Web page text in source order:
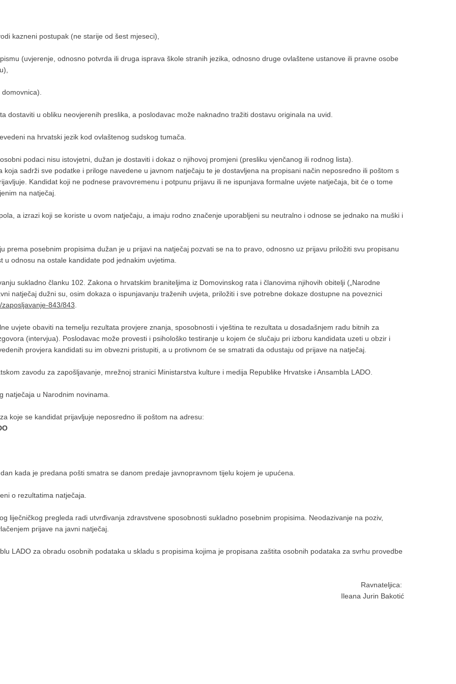
kazneni postupak (ne starije od šest mjeseci),
(uvjerenje, odnosno potvrda ili druga isprava škole stranih jezika, odnosno druge ovlaštene ustanove ili pravne osobe
dostaviti u obliku neovjerenih preslika, a poslodavac može naknadno tražiti dostavu originala na uvid.
na hrvatski jezik kod ovlaštenog sudskog tumača.
podaci nisu istovjetni, dužan je dostaviti i dokaz o njihovoj promjeni (presliku vjenčanog ili rodnog lista).
sadrži sve podatke i priloge navedene u javnom natječaju te je dostavljena na propisani način neposredno ili poštom s
Kandidat koji ne podnese pravovremenu i potpunu prijavu ili ne ispunjava formalne uvjete natječaja, bit će o tome
na natječaj.
a izrazi koji se koriste u ovom natječaju, a imaju rodno značenje uporabljeni su neutralno i odnose se jednako na muški i
prema posebnim propisima dužan je u prijavi na natječaj pozvati se na to pravo, odnosno uz prijavu priložiti svu propisanu
odnosu na ostale kandidate pod jednakim uvjetima.
sukladno članku 102. Zakona o hrvatskim braniteljima iz Domovinskog rata i članovima njihovih obitelji („Narodne
natječaj dužni su, osim dokaza o ispunjavanju traženih uvjeta, priložiti i sve potrebne dokaze dostupne na poveznici
843/843
uvjete obaviti na temelju rezultata provjere znanja, sposobnosti i vještina te rezultata u dosadašnjem radu bitnih za
(intervjua). Poslodavac može provesti i psihološko testiranje u kojem će slučaju pri izboru kandidata uzeti u obzir i
provjera kandidati su im obvezni pristupiti, a u protivnom će se smatrati da odustaju od prijave na natječaj.
zavodu za zapošljavanje, mrežnoj stranici Ministarstva kulture i medija Republike Hrvatske i Ansambla LADO.
natječaja u Narodnim novinama.
koje se kandidat prijavljuje neposredno ili poštom na adresu:
kada je predana pošti smatra se danom predaje javnopravnom tijelu kojem je upućena.
o rezultatima natječaja.
liječničkog pregleda radi utvrđivanja zdravstvene sposobnosti sukladno posebnim propisima. Neodazivanje na poziv,
prijave na javni natječaj.
LADO za obradu osobnih podataka u skladu s propisima kojima je propisana zaštita osobnih podataka za svrhu provedbe
Ravnateljica:
Ileana Jurin Bakotić